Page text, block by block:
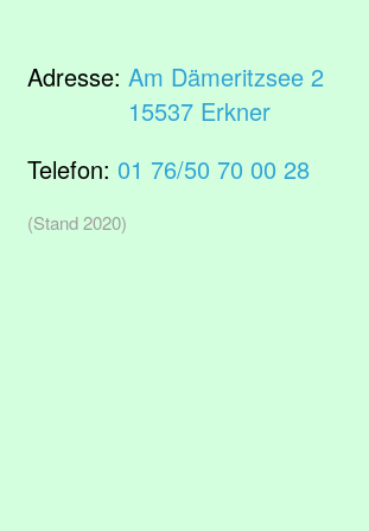
Adresse: Am Dämeritzsee 2
15537 Erkner
Telefon: 01 76/50 70 00 28
(Stand 2020)